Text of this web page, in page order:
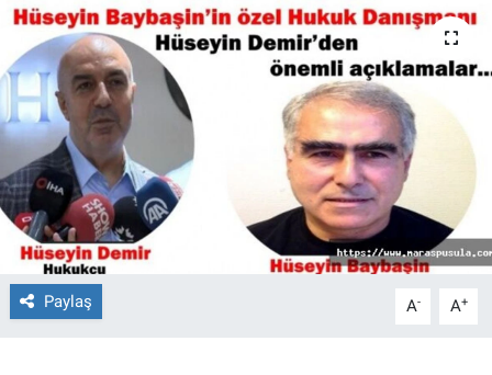
Paylaş A- A+
Bilim, Teknoloji
ASAYİŞ
ÇEVRE
HABERDE İNSAN
EĞİTİM
BİLİM VE TEKNOLOJİ